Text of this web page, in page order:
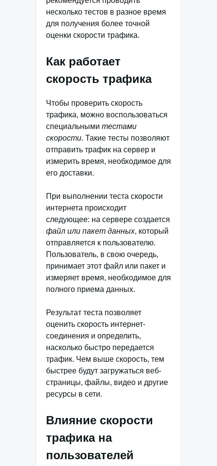
несколько тестов в разное время
для получения более точной
оценки скорости трафика.
Как работает
скорость трафика
Чтобы проверить скорость
трафика, можно воспользоваться
специальными тестами
скорости. Такие тесты позволяют
отправить трафик на сервер и
измерить время, необходимое для
его доставки.
При выполнении теста скорости
интернета происходит
следующее: на сервере создается
файл или пакет данных, который
отправляется к пользователю.
Пользователь, в свою очередь,
принимает этот файл или пакет и
измеряет время, необходимое для
полного приема данных.
Результат теста позволяет
оценить скорость интернет-
соединения и определить,
насколько быстро передается
трафик. Чем выше скорость, тем
быстрее будут загружаться веб-
страницы, файлы, видео и другие
ресурсы в сети.
Влияние скорости
трафика на
пользователей